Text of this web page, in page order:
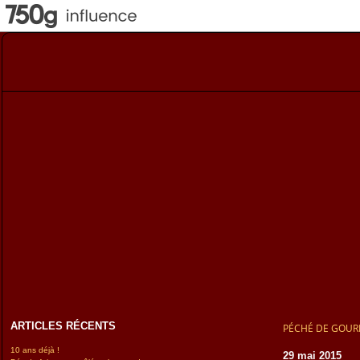
ARTICLES RÉCENTS
10 ans déjà !
PÉCHÉ DE
29 mai 2015